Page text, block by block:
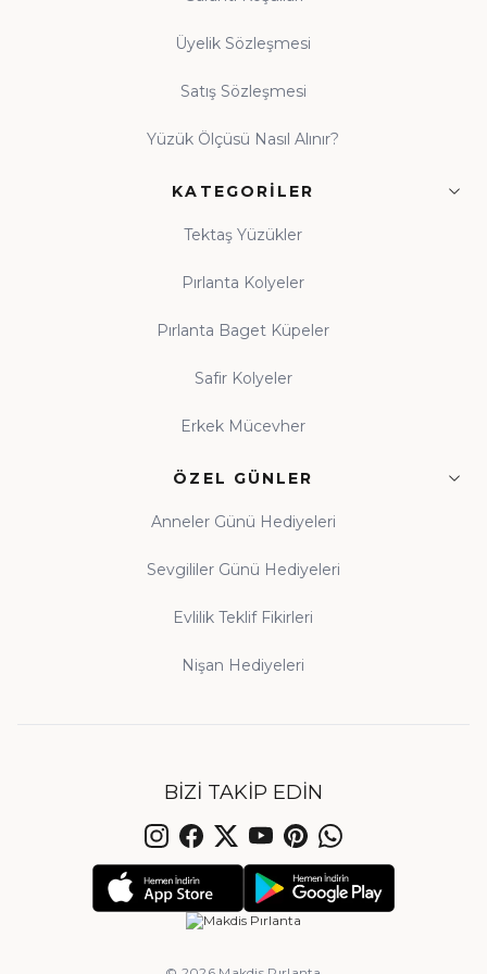
Üyelik Sözleşmesi
Satış Sözleşmesi
Yüzük Ölçüsü Nasıl Alınır?
KATEGORILER
Tektaş Yüzükler
Pırlanta Kolyeler
Pırlanta Baget Küpeler
Safir Kolyeler
Erkek Mücevher
ÖZEL GÜNLER
Anneler Günü Hediyeleri
Sevgililer Günü Hediyeleri
Evlilik Teklif Fikirleri
Nişan Hediyeleri
BIZI TAKIP EDIN